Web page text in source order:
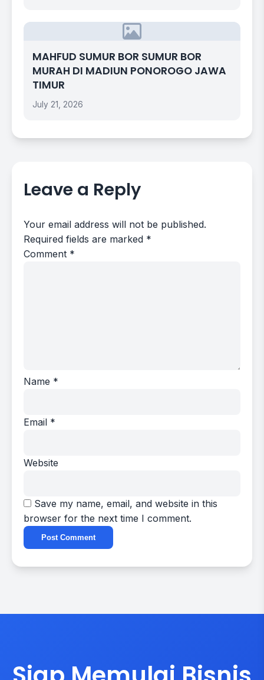
MAHFUD SUMUR BOR SUMUR BOR
MURAH DI MADIUN PONOROGO JAWA
TIMUR
July 21, 2026
Leave a Reply
Your email address will not be published.
Required fields are marked *
Comment *
Name *
Email *
Website
Save my name, email, and website in this
browser for the next time I comment.